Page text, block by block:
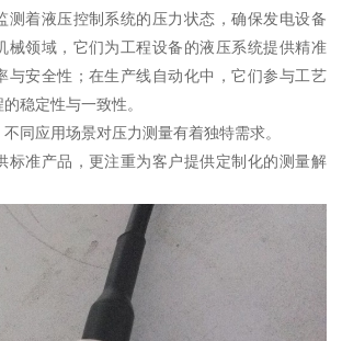
测着液压控制系统的压力状态，确保发电设备
械领域，它们为工程设备的液压系统提供精准
与安全性；在生产线自动化中，它们参与工艺
稳定性与一致性。
同应用场景对压力测量有着独特需求。
标准产品，更注重为客户提供定制化的测量解